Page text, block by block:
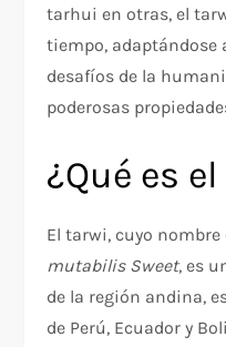
tarhui en otras, el
tiempo, adaptándose
desafíos de la
poderosas
¿Qué es
El tarwi, cuyo
mutabilis Sweet, es
de la región andina,
de Perú, Ecuador y